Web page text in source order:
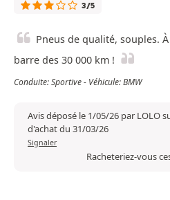
3/5
Pneus de qualité, souples.
barre des 30 000 km !
Conduite: Sportive - Véhicule: BMW
Avis déposé le 1/05/26 par LOLO
d'achat du 31/03/26
Signaler
Racheteriez-vous